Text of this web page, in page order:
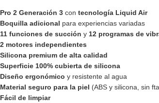
Pro 2 Generación 3 con tecnología Liquid Air
Boquilla adicional para experiencias variadas
11 funciones de succión y 12 programas de
2 motores independientes
Silicona premium de alta calidad
Superficie 100% cubierta de silicona
Diseño ergonómico y resistente al agua
Material seguro para la piel (ABS y silicona, sin
Fácil de limpiar